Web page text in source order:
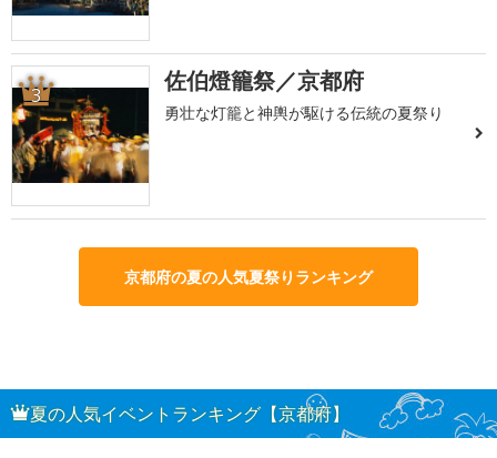
3 佐伯燈籠祭／京都府
勇壮な灯籠と神輿が駆ける伝統の夏祭り
京都府の夏の人気夏祭りランキング
夏の人気イベントランキング【京都府】